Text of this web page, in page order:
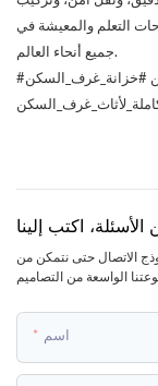
التعلم والمعيشة في
جميع أنحاء العالم.
#أثاث_غرف_السكن #مصنع #سرير_غرف_السكن #خزانة_غرف_السكن
اكتب إلينا
الاتصال حتى نتمكن من
اسم